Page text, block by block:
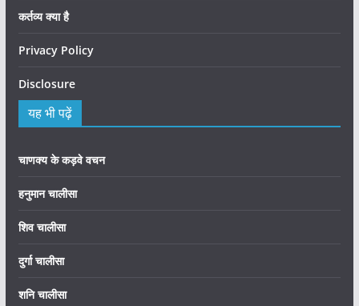
कर्तव्य क्या है
Privacy Policy
Disclosure
यह भी पढ़ें
चाणक्य के कड़वे वचन
हनुमान चालीसा
शिव चालीसा
दुर्गा चालीसा
शनि चालीसा